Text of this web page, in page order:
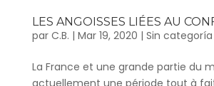
LES ANGOISSES LIÉES AU
par C.B. | Mar 19, 2020 | Sin categoría
La France et une grande partie du
actuellement une période tout à